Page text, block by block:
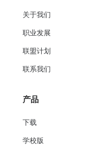
关于我们
职业发展
联盟计划
联系我们
产品
下载
学校版